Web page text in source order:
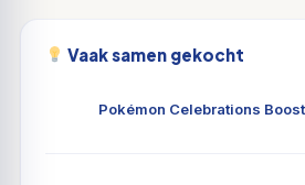
Vaak samen gekocht
Pokémon Celebrations